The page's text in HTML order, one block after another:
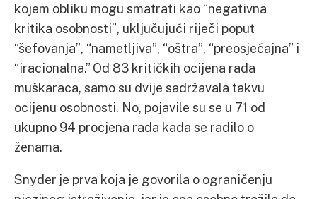
kojem obliku mogu smatrati kao “negativna
kritika osobnosti”, uključujući riječi poput
“šefovanja”, “nametljiva”, “oštra”, “preosjećajna” i
“iracionalna.” Od 83 kritičkih ocijena rada
muškaraca, samo su dvije sadržavala takvu
ocijenu osobnosti. No, pojavile su se u 71 od
ukupno 94 procjena rada kada se radilo o
ženama.
Snyder je prva koja je govorila o ograničenju